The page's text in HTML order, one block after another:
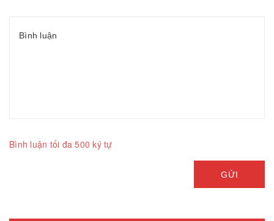
Bình luận tối đa 500 ký tự
GỬI